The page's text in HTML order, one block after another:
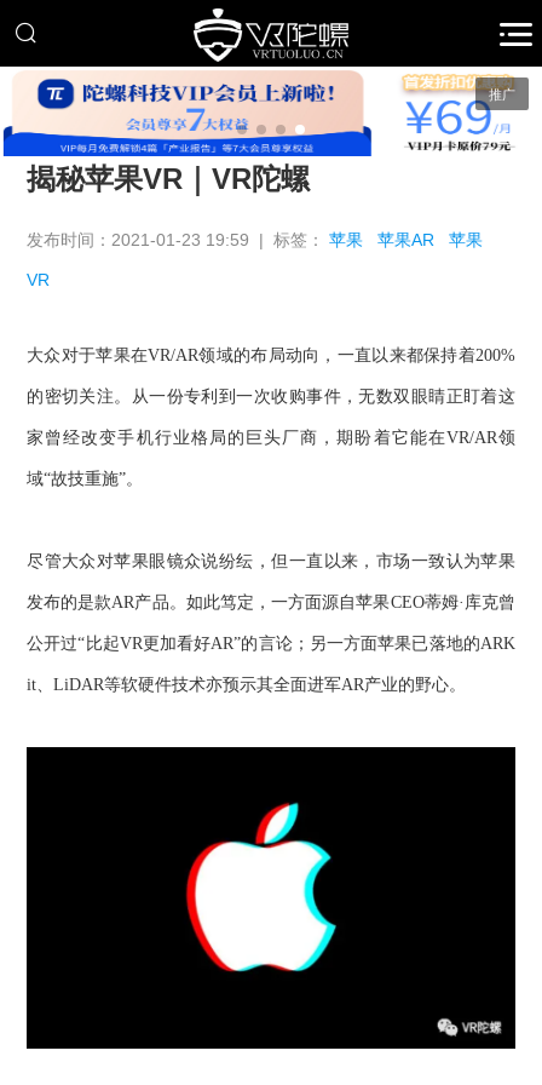
推广
揭秘苹果VR｜VR陀螺
发布时间：2021-01-23 19:59 | 标签：苹果 苹果AR 苹果
VR
大众对于苹果在VR/AR领域的布局动向，一直以来都保持着200%
的密切关注。从一份专利到一次收购事件，无数双眼睛正盯着这
家曾经改变手机行业格局的巨头厂商，期盼着它能在VR/AR领
域“故技重施”。
尽管大众对苹果眼镜众说纷纭，但一直以来，市场一致认为苹果
发布的是款AR产品。如此笃定，一方面源自苹果CEO蒂姆·库克曾
公开过“比起VR更加看好AR”的言论；另一方面苹果已落地的ARK
it、LiDAR等软硬件技术亦预示其全面进军AR产业的野心。